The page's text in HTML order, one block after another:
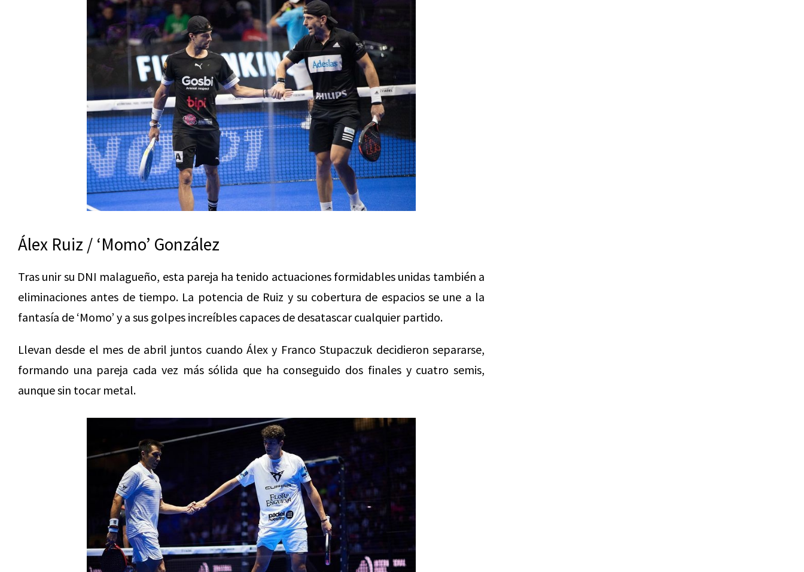
Álex Ruiz / ‘Momo’ González
Tras unir su DNI malagueño, esta pareja ha tenido actuaciones formidables unidas también a
eliminaciones antes de tiempo. La potencia de Ruiz y su cobertura de espacios se une a la
fantasía de ‘Momo’ y a sus golpes increíbles capaces de desatascar cualquier partido.
Llevan desde el mes de abril juntos cuando Álex y Franco Stupaczuk decidieron separarse,
formando una pareja cada vez más sólida que ha conseguido dos finales y cuatro semis,
aunque sin tocar metal.